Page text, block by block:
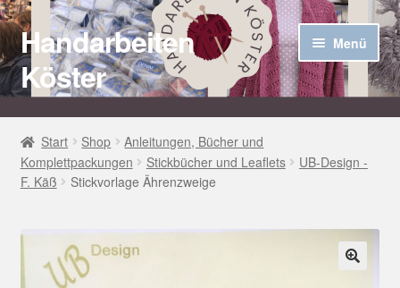
Zur
Navigation
springen
Zum
Inhalt
springen
Handarbeiten
Köster
Menü
Startseite
Über uns
Häkel Techniken
öffnen
Start Shop
Anleitungen, Bücher und
Komplettpackungen
Stickbücher und Leaflets
UB-Design -
F. Käß
Stickvorlage Ährenzweige